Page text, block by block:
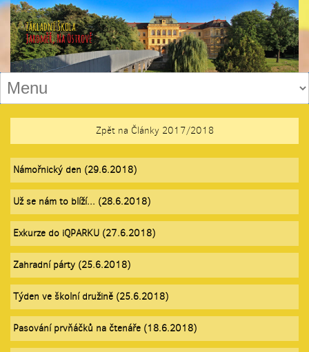
Zpět na Články 2017/2018
Námořnický den (29.6.2018)
Už se nám to blíží... (28.6.2018)
Exkurze do iQPARKU (27.6.2018)
Zahradní párty (25.6.2018)
Týden ve školní družině (25.6.2018)
Pasování prvňáčků na čtenáře (18.6.2018)